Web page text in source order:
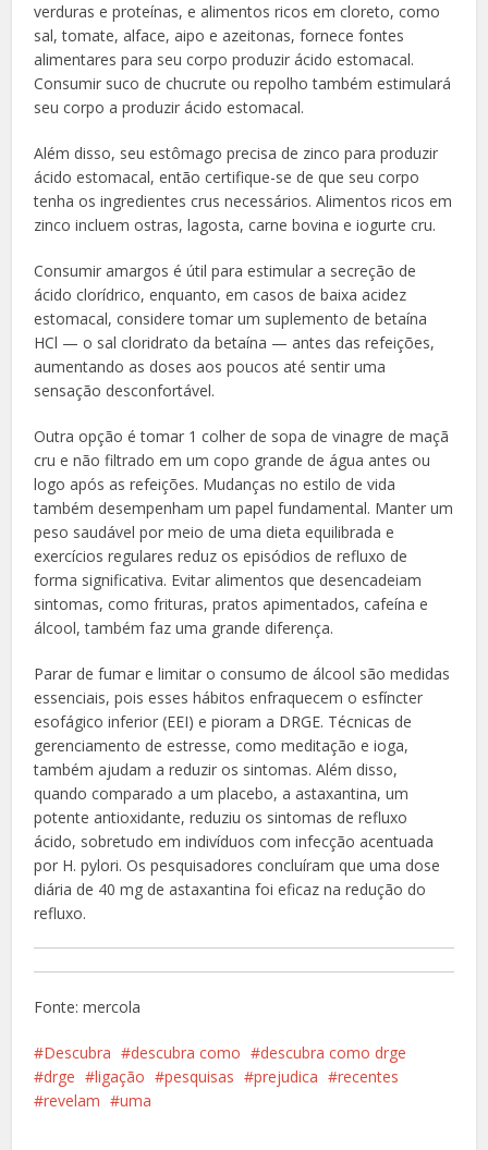
verduras e proteínas, e alimentos ricos em cloreto, como
sal, tomate, alface, aipo e azeitonas, fornece fontes
alimentares para seu corpo produzir ácido estomacal.
Consumir suco de chucrute ou repolho também estimulará
seu corpo a produzir ácido estomacal.
Além disso, seu estômago precisa de zinco para produzir
ácido estomacal, então certifique-se de que seu corpo
tenha os ingredientes crus necessários. Alimentos ricos em
zinco incluem ostras, lagosta, carne bovina e iogurte cru.
Consumir amargos é útil para estimular a secreção de
ácido clorídrico, enquanto, em casos de baixa acidez
estomacal, considere tomar um suplemento de betaína
HCl — o sal cloridrato da betaína — antes das refeições,
aumentando as doses aos poucos até sentir uma
sensação desconfortável.
Outra opção é tomar 1 colher de sopa de vinagre de maçã
cru e não filtrado em um copo grande de água antes ou
logo após as refeições. Mudanças no estilo de vida
também desempenham um papel fundamental. Manter um
peso saudável por meio de uma dieta equilibrada e
exercícios regulares reduz os episódios de refluxo de
forma significativa. Evitar alimentos que desencadeiam
sintomas, como frituras, pratos apimentados, cafeína e
álcool, também faz uma grande diferença.
Parar de fumar e limitar o consumo de álcool são medidas
essenciais, pois esses hábitos enfraquecem o esfíncter
esofágico inferior (EEI) e pioram a DRGE. Técnicas de
gerenciamento de estresse, como meditação e ioga,
também ajudam a reduzir os sintomas. Além disso,
quando comparado a um placebo, a astaxantina, um
potente antioxidante, reduziu os sintomas de refluxo
ácido, sobretudo em indivíduos com infecção acentuada
por H. pylori. Os pesquisadores concluíram que uma dose
diária de 40 mg de astaxantina foi eficaz na redução do
refluxo.
Fonte: mercola
Descubra descubra como
descubra como drge
drge
ligação pesquisas prejudica
recentes
revelam
uma